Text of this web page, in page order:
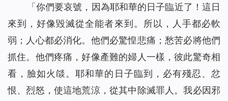
「 你們要哀號，因為耶和華的日子臨近了！這日
來到，好像毀滅從全能者來到。所以，人手都必軟
弱；人心都必消化。他們必驚惶悲痛；愁苦必將他們
抓住。他們疼痛，好像產難的婦人一樣，彼此驚奇相
看，臉如火燄。耶和華的日子臨到，必有殘忍、忿
恨、烈怒，使這地荒涼，從其中除滅罪人。我必因邪